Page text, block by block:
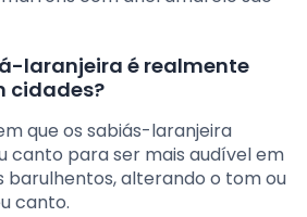
laranjeira é realmente
cidades?
que os sabiás-laranjeira
canto para ser mais audível em
barulhentos, alterando o tom ou
canto.